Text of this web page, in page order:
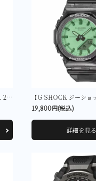
【G-SHOCK ジーショック】GA-2100-1AJF
19,800円(税込)
詳細を見る